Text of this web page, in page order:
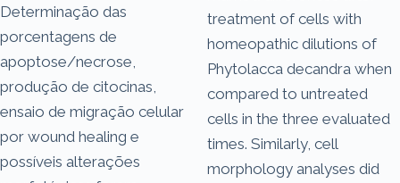
Determinação das
porcentagens de
apoptose/necrose,
produção de citocinas,
ensaio de migração celular
por wound healing e
possíveis alterações
treatment of cells with
homeopathic dilutions of
Phytolacca decandra when
compared to untreated
cells in the three evaluated
times. Similarly, cell
morphology analyses did